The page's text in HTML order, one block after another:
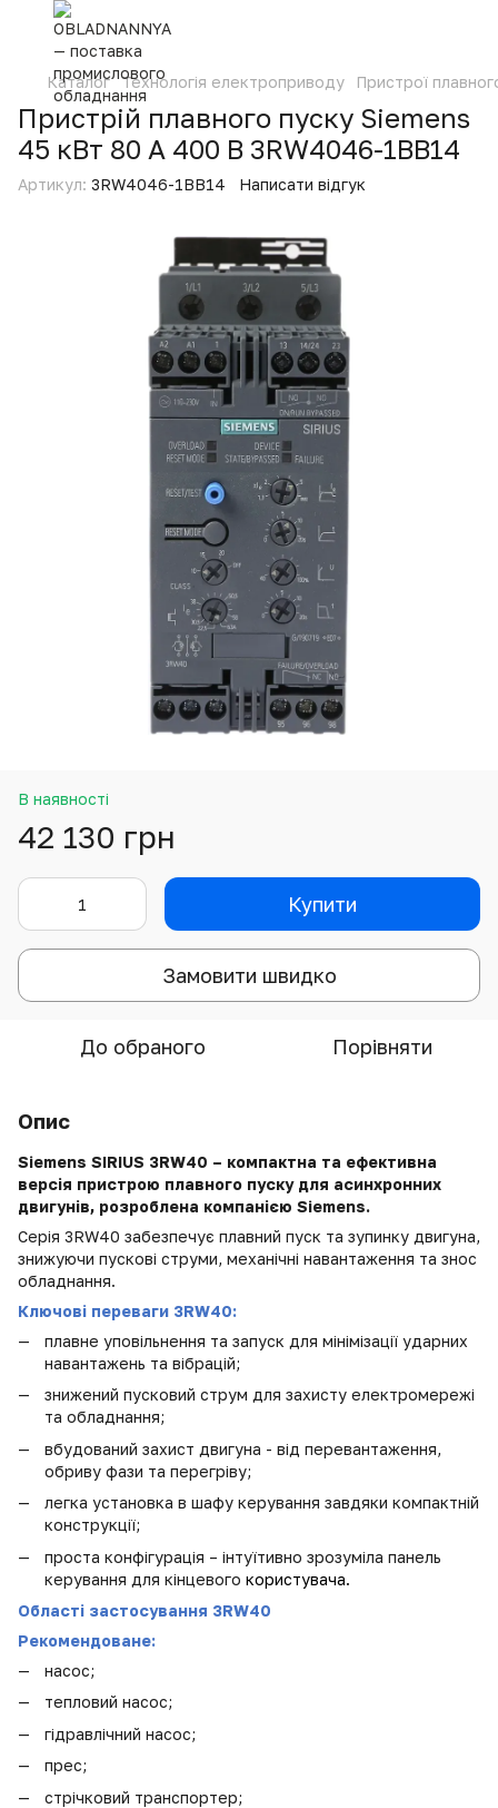
Каталог Технологія електроприводу Пристрої
Пристрій плавного пуску Siemens
45 кВт 80 А 400 В 3RW4046-1BB14
Артикул: 3RW4046-1BB14 Написати відгук
В наявності
42 130 грн
Купити
Замовити швидко
До обраного Порівняти
Опис
Siemens SIRIUS 3RW40 – компактна та ефективна
версія пристрою плавного пуску для асинхронних
двигунів, розроблена компанією Siemens.
Серія 3RW40 забезпечує плавний пуск та зупинку двигуна,
знижуючи пускові струми, механічні навантаження та знос
обладнання.
Ключові переваги 3RW40:
плавне уповільнення та запуск для мінімізації ударних
навантажень та вібрацій;
знижений пусковий струм для захисту електромережі
та обладнання;
вбудований захист двигуна - від перевантаження,
обриву фази та перегріву;
легка установка в шафу керування завдяки компактній
конструкції;
проста конфігурація – інтуїтивно зрозуміла панель
керування для кінцевого користувача.
Області застосування 3RW40
Рекомендоване:
насос;
тепловий насос;
гідравлічний насос;
прес;
стрічковий транспортер;